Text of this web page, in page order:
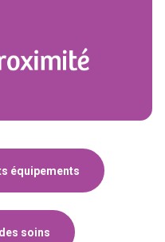
équipements
soins